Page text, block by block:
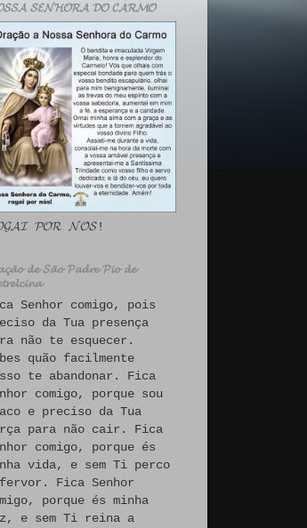
𝓢𝓔𝓝𝓗𝓞𝓡𝓐 𝓓𝓞 𝓒𝓐𝓡𝓜𝓞
𝓟𝓞𝓡 𝓝𝓞́𝓢!
𝓭𝓮 𝓢𝓪̃𝓸 𝓟𝓪𝓭𝓻𝓮 𝓟𝓲𝓸 𝓭𝓮
Senhor comigo, pois
da Tua presença
não te esquecer.
quão facilmente
te abandonar. Fica
comigo, porque sou
e preciso da Tua
para não cair. Fica
comigo, porque és
vida, e sem Ti perco
Fica Senhor
porque és minha
e sem Ti reina a